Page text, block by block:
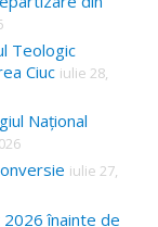
Teologic
Ciuc iulie 28,
Național
iulie 27,
înainte de